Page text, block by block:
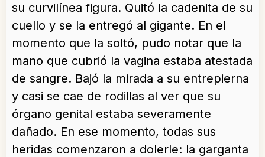
su curvilínea figura. Quitó la cadenita de su
cuello y se la entregó al gigante. En el
momento que la soltó, pudo notar que la
mano que cubrió la vagina estaba atestada
de sangre. Bajó la mirada a su entrepierna
y casi se cae de rodillas al ver que su
órgano genital estaba severamente
dañado. En ese momento, todas sus
heridas comenzaron a dolerle: la garganta